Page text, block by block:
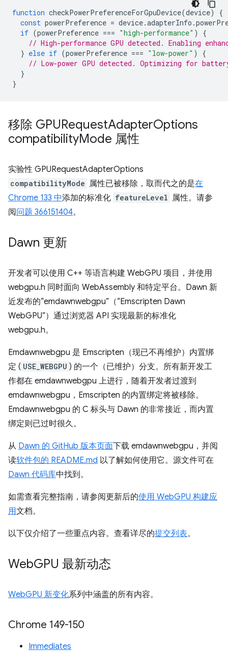
function checkPowerPreferenceForGpuDevice(device)
{
const powerPreference = device.adapterInfo .
if (powerPreference === "high-performance" )
{
// High-performance GPU detected. Enabling
} else if (powerPreference === "low-power" )
{
// Low-power GPU detected. Optimizing for
}
}
移除 GPURequestAdapterOptions
compatibilityMode 属性
实验性 GPURequestAdapterOptions
compatibilityMode 属性已被移除，取而代之的是在
Chrome 133 中添加的标准化 featureLevel 属性。请参
阅问题 366151404。
Dawn 更新
开发者可以使用 C++ 等语言构建 WebGPU 项目，并使用
webgpu.h 同时面向 WebAssembly 和特定平台。Dawn 新
近发布的“emdawnwebgpu”（“Emscripten Dawn
WebGPU”）通过浏览器 API 实现最新的标准化
webgpu.h。
Emdawnwebgpu 是 Emscripten（现已不再维护）内置绑
定 ( USE_WEBGPU ) 的一个（已维护）分支。所有新开发工
作都在 emdawnwebgpu 上进行，随着开发者过渡到
emdawnwebgpu，Emscripten 的内置绑定将被移除。
Emdawnwebgpu 的 C 标头与 Dawn 的非常接近，而内置
绑定则已过时很久。
从 Dawn 的 GitHub 版本页面下载 emdawnwebgpu，并阅
读软件包的 README.md 以了解如何使用它。源文件可在
Dawn 代码库中找到。
如需查看完整指南，请参阅更新后的使用 WebGPU 构建应
用文档。
以下仅介绍了一些重点内容。查看详尽的提交列表。
WebGPU 最新动态
WebGPU 新变化系列中涵盖的所有内容。
Chrome 149-150
Immediates